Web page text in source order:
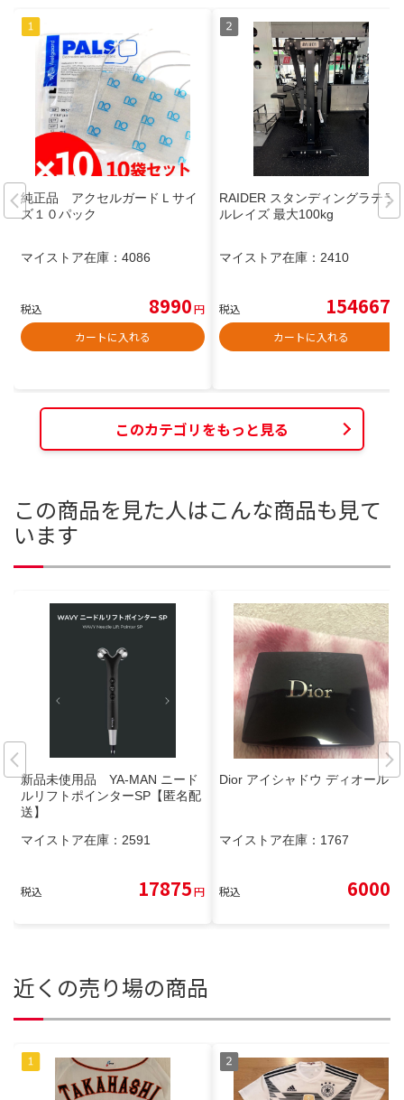
純正品 アクセルガードＬサイ
ズ１０パック
マイストア在庫： 4086
税込 8990円
カートに入れる
RAIDER スタンディングラテラ
ルレイズ 最大100kg
マイストア在庫： 2410
税込 154667
カートに入れる
このカテゴリをもっと見る
この商品を見た人はこんな商品も見て
います
新品未使用品 YA-MAN ニード
ルリフトポインターSP【匿名配
送】
マイストア在庫： 2591
税込 17875円
Dior アイシャドウ ディオール
マイストア在庫： 1767
税込 6000
近くの売り場の商品